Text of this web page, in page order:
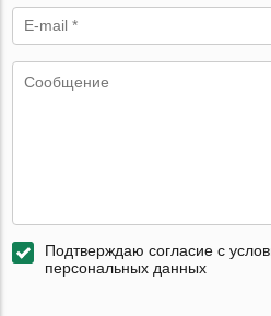
Подтверждаю согласие с
персональных данных